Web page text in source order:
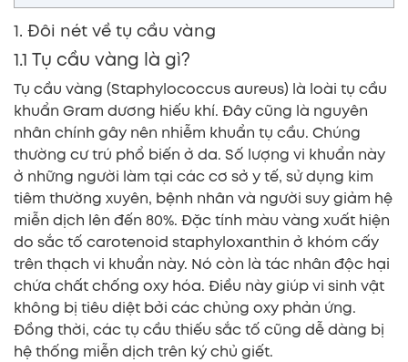
1. Đôi nét về tụ cầu vàng
1.1 Tụ cầu vàng là gì?
Tụ cầu vàng (Staphylococcus aureus) là loài tụ cầu
khuẩn Gram dương hiếu khí. Đây cũng là nguyên
nhân chính gây nên nhiễm khuẩn tụ cầu. Chúng
thường cư trú phổ biến ở da. Số lượng vi khuẩn này
ở những người làm tại các cơ sở y tế, sử dụng kim
tiêm thường xuyên, bệnh nhân và người suy giảm hệ
miễn dịch lên đến 80%. Đặc tính màu vàng xuất hiện
do sắc tố carotenoid staphyloxanthin ở khóm cấy
trên thạch vi khuẩn này. Nó còn là tác nhân độc hại
chứa chất chống oxy hóa. Điều này giúp vi sinh vật
không bị tiêu diệt bởi các chủng oxy phản ứng.
Đồng thời, các tụ cầu thiếu sắc tố cũng dễ dàng bị
hệ thống miễn dịch trên ký chủ giết.